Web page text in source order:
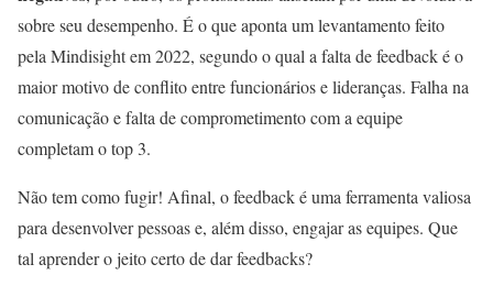
sobre seu desempenho. É o que aponta um levantamento feito
pela Mindisight em 2022, segundo o qual a falta de feedback é o
maior motivo de conflito entre funcionários e lideranças. Falha na
comunicação e falta de comprometimento com a equipe
completam o top 3.
Não tem como fugir! Afinal, o feedback é uma ferramenta valiosa
para desenvolver pessoas e, além disso, engajar as equipes. Que
tal aprender o jeito certo de dar feedbacks?